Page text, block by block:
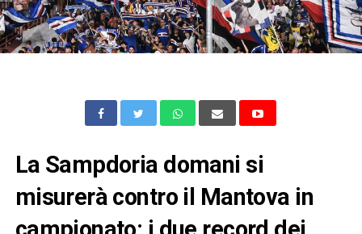
La Sampdoria domani si
misurerà contro il Mantova in